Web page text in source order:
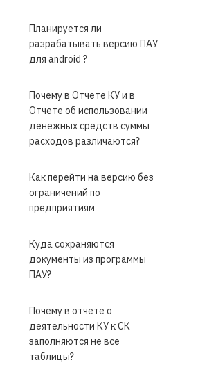
Планируется ли
разрабатывать версию ПАУ
для android ?
Почему в Отчете КУ и в
Отчете об использовании
денежных средств суммы
расходов различаются?
Как перейти на версию без
ограничений по
предприятиям
Куда сохраняются
документы из программы
ПАУ?
Почему в отчете о
деятельности КУ к СК
заполняются не все
таблицы?